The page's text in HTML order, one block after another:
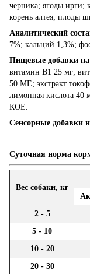
черника; ягоды ирги;
корень алтея; плоды
Аналитический
7%; кальций 1,3%;
Пищевые добавки
витамин B1 25 мг;
50 МЕ; экстракт
лимонная кислота 40
КОЕ.
Сенсорные добавки
Суточная норма
Вес собаки, кг
2 - 5
5 - 10
10 - 20
20 - 30